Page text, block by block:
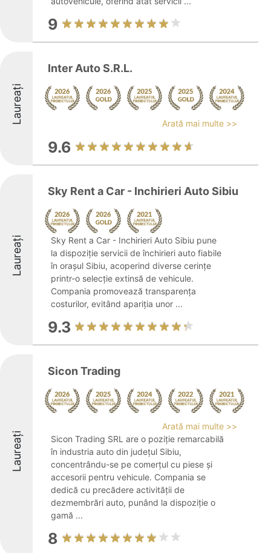
9
Laureați
Inter Auto S.R.L.
Arată mai multe >>
9.6
Laureați
Sky Rent a Car - Inchirieri Auto Sibiu
Sky Rent a Car - Inchirieri Auto Sibiu pune
la dispoziție servicii de închirieri auto fiabile
în orașul Sibiu, acoperind diverse cerințe
printr-o selecție extinsă de vehicule.
Compania promovează transparența
costurilor, evitând apariția unor ...
9.3
Laureați
Sicon Trading
Arată mai multe >>
Sicon Trading SRL are o poziție remarcabilă
în industria auto din județul Sibiu,
concentrându-se pe comerțul cu piese și
accesorii pentru vehicule. Compania se
dedică cu precădere activității de
dezmembrări auto, punând la dispoziție o
gamă ...
8